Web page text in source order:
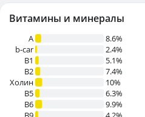
Витамины и минералы
A
8.6%
b-car
2.4%
В1
5.1%
B2
7.4%
Холин
10%
B5
6.3%
B6
9.9%